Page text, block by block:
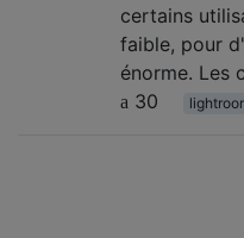
certains
faible, pour
énorme. Les
30